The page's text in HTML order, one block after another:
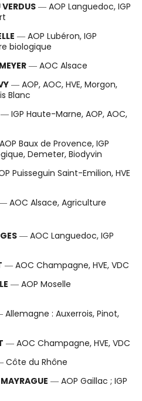
― AOP Languedoc, IGP
― AOP Lubéron, IGP
biologique
― AOC Alsace
― AOP, AOC, HVE, Morgon,
Blanc
― IGP Haute-Marne, AOP, AOC,
Baux de Provence, IGP
Demeter, Biodyvin
Puisseguin Saint-Emilion, HVE
AOC Alsace, Agriculture
― AOC Languedoc, IGP
― AOC Champagne, HVE, VDC
― AOP Moselle
Allemagne : Auxerrois, Pinot,
― AOC Champagne, HVE, VDC
Côte du Rhône
― AOP Gaillac ; IGP